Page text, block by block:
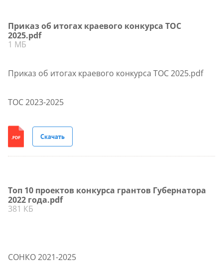
Приказ об итогах краевого конкурса ТОС
2025.pdf
1 МБ
Приказ об итогах краевого конкурса ТОС 2025.pdf
ТОС 2023-2025
Скачать
Топ 10 проектов конкурса грантов Губернатора
2022 года.pdf
381 КБ
СОНКО 2021-2025